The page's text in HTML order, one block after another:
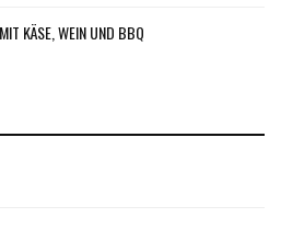
KÄSE, WEIN UND BBQ